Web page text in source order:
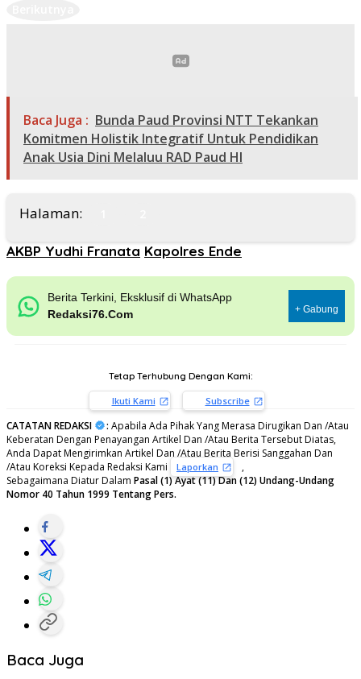
Baca Juga : Bunda Paud Provinsi NTT Tekankan
Komitmen Holistik Integratif Untuk Pendidikan
Anak Usia Dini Melaluu RAD Paud HI
Halaman:
AKBP Yudhi Franata Kapolres Ende
Berita Terkini, Eksklusif di WhatsApp
Redaksi76.Com
+ Gabung
Tetap Terhubung Dengan Kami:
Ikuti Kami Subscribe
CATATAN REDAKSI : Apabila Ada Pihak Yang Merasa Dirugikan Dan /Atau
Keberatan Dengan Penayangan Artikel Dan /Atau Berita Tersebut Diatas,
Anda Dapat Mengirimkan Artikel Dan /Atau Berita Berisi Sanggahan Dan
/Atau Koreksi Kepada Redaksi Kami
Laporkan
,
Sebagaimana Diatur Dalam Pasal (1) Ayat (11) Dan (12) Undang-Undang
Nomor 40 Tahun 1999 Tentang Pers.
Baca Juga